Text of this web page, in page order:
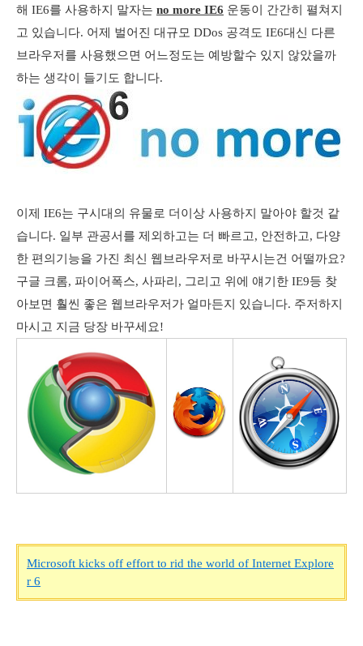
해 IE6를 사용하지 말자는 no more IE6 운동이 간간히 펼쳐지
고 있습니다. 어제 벌어진 대규모 DDos 공격도 IE6대신 다른
브라우저를 사용했으면 어느정도는 예방할수 있지 않았을까
하는 생각이 들기도 합니다.
이제 IE6는 구시대의 유물로 더이상 사용하지 말아야 할것 같
습니다. 일부 관공서를 제외하고는 더 빠르고, 안전하고, 다양
한 편의기능을 가진 최신 웹브라우저로 바꾸시는건 어떨까요?
구글 크롬, 파이어폭스, 사파리, 그리고 위에 얘기한 IE9등 찾
아보면 훨씬 좋은 웹브라우저가 얼마든지 있습니다. 주저하지
마시고 지금 당장 바꾸세요!
Microsoft kicks off effort to rid the world of Internet Explore
r 6